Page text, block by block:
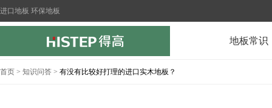
进口地板 环保地板
地板常识
首页 > 知识问答 > 有没有比较好打理的进口实木地板？